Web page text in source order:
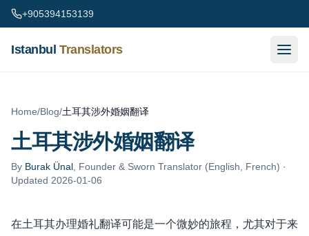
Skip to content
+905394153139
Istanbul Translators
Home/Blog/土耳其涉外婚姻翻译
土耳其涉外婚姻翻译
By Burak Ünal Founder & Sworn Translator (English, French) ·
Updated 2026-01-06
在土耳其办理婚礼翻译可能是一个微妙的旅程，尤其对于来